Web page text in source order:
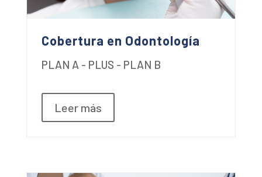
Cobertura en Odontología
PLAN A - PLUS - PLAN B
Leer más